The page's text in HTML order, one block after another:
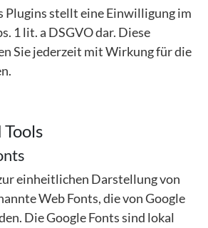
Plugins stellt eine Einwilligung im
1 lit. a DSGVO dar. Diese
Sie jederzeit mit Wirkung für die
einheitlichen Darstellung von
Web Fonts, die von Google
Die Google Fonts sind lokal